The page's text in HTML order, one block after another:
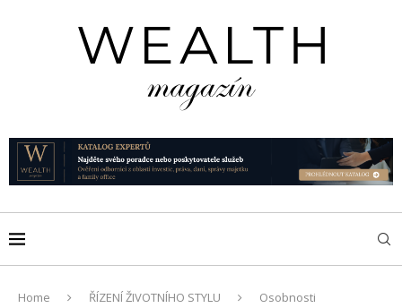
Home ŘÍZENÍ ŽIVOTNÍHO STYLU Osobnosti